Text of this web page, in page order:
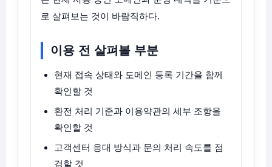
로 살펴보는 것이 바람직하다.
이용 전 살펴볼 부분
현재 접속 상태와 도메인 등록 기간을 함께
확인할 것
환전 처리 기준과 이용약관의 세부 조항을
확인할 것
고객센터 응대 방식과 문의 처리 속도를 점
검할 것